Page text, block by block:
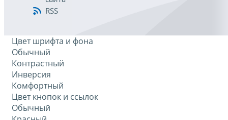
RSS
Цвет шрифта и фона
Обычный
Контрастный
Инверсия
Комфортный
Цвет кнопок и ссылок
Обычный